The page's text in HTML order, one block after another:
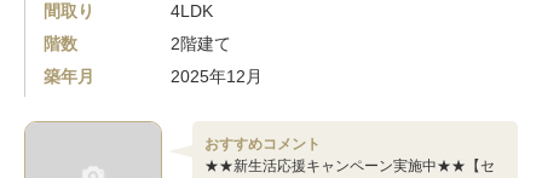
間取り
4LDK
階数
2階建て
築年月
2025年12月
おすすめコメント
★★新生活応援キャンペーン実施中★★【セ